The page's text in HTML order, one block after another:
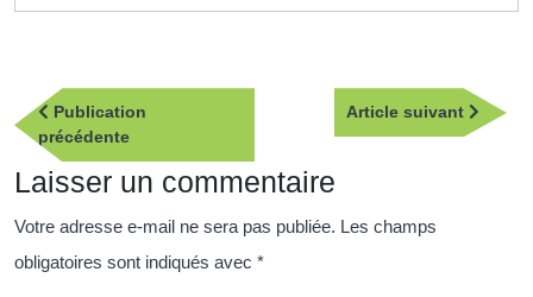
Navigation
de
l’article
Publication
précédentePublication
précédente
Article suivant
Article
Laisser un commentaire
Votre adresse e-mail ne sera pas publiée. Les champs
obligatoires sont indiqués avec *